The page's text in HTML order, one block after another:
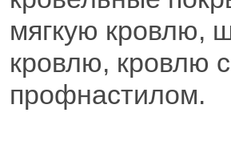
мягкую кровлю,
кровлю, кровлю с
профнастилом.